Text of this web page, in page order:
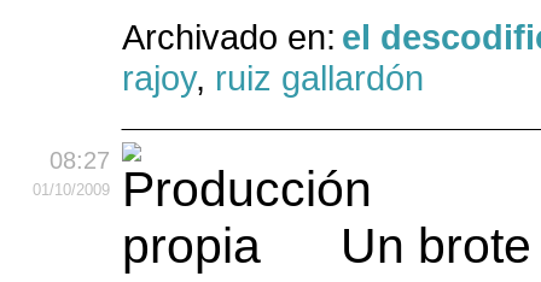
Archivado en: el
rajoy, ruiz gallardón
08:27
01/10/2009
Un